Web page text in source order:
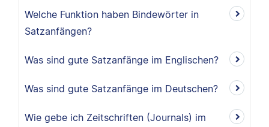
Welche Funktion haben Bindewörter in
Satzanfängen?
Was sind gute Satzanfänge im Englischen?
Was sind gute Satzanfänge im Deutschen?
Wie gebe ich Zeitschriften (Journals) im